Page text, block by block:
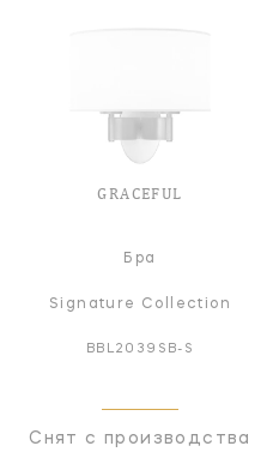
GRACEFUL
Бра
Signature Collection
BBL2039SB-S
Снят с производства